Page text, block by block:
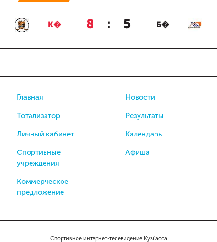
К� 8 : 5 Б�
Спортивное интернет-телевидение Кузбасса
Главная
Тотализатор
Личный кабинет
Спортивные
учреждения
Коммерческое
предложение
Новости
Результаты
Календарь
Афиша